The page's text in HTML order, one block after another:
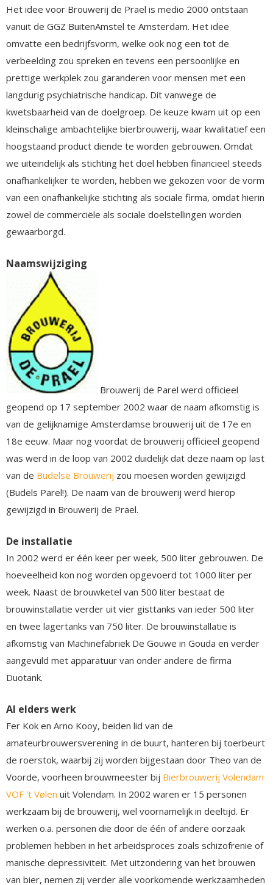
Het idee voor Brouwerij de Prael is medio 2000 ontstaan
vanuit de GGZ BuitenAmstel te Amsterdam. Het idee
omvatte een bedrijfsvorm, welke ook nog een tot de
verbeelding zou spreken en tevens een persoonlijke en
prettige werkplek zou garanderen voor mensen met een
langdurig psychiatrische handicap. Dit vanwege de
kwetsbaarheid van de doelgroep. De keuze kwam uit op een
kleinschalige ambachtelijke bierbrouwerij, waar kwalitatief een
hoogstaand product diende te worden gebrouwen. Omdat
we uiteindelijk als stichting het doel hebben financieel steeds
onafhankelijker te worden, hebben we gekozen voor de vorm
van een onafhankelijke stichting als sociale firma, omdat hierin
zowel de commerciële als sociale doelstellingen worden
gewaarborgd.
Naamswijziging
Brouwerij de Parel werd officieel
geopend op 17 september 2002 waar de naam afkomstig is
van de gelijknamige Amsterdamse brouwerij uit de 17e en
18e eeuw. Maar nog voordat de brouwerij officieel geopend
was werd in de loop van 2002 duidelijk dat deze naam op last
van de Budelse Brouwerij zou moesen worden gewijzigd
(Budels Parel!). De naam van de brouwerij werd hierop
gewijzigd in Brouwerij de Prael.
De installatie
In 2002 werd er één keer per week, 500 liter gebrouwen. De
hoeveelheid kon nog worden opgevoerd tot 1000 liter per
week. Naast de brouwketel van 500 liter bestaat de
brouwinstallatie verder uit vier gisttanks van ieder 500 liter
en twee lagertanks van 750 liter. De brouwinstallatie is
afkomstig van Machinefabriek De Gouwe in Gouda en verder
aangevuld met apparatuur van onder andere de firma
Duotank.
Al elders werk
Fer Kok en Arno Kooy, beiden lid van de
amateurbrouwersverening in de buurt, hanteren bij toerbeurt
de roerstok, waarbij zij worden bijgestaan door Theo van de
Voorde, voorheen brouwmeester bij Bierbrouwerij Volendam
VOF 't Vølen uit Volendam. In 2002 waren er 15 personen
werkzaam bij de brouwerij, wel voornamelijk in deeltijd. Er
werken o.a. personen die door de één of andere oorzaak
problemen hebben in het arbeidsproces zoals schizofrenie of
manische depressiviteit. Met uitzondering van het brouwen
van bier, nemen zij verder alle voorkomende werkzaamheden